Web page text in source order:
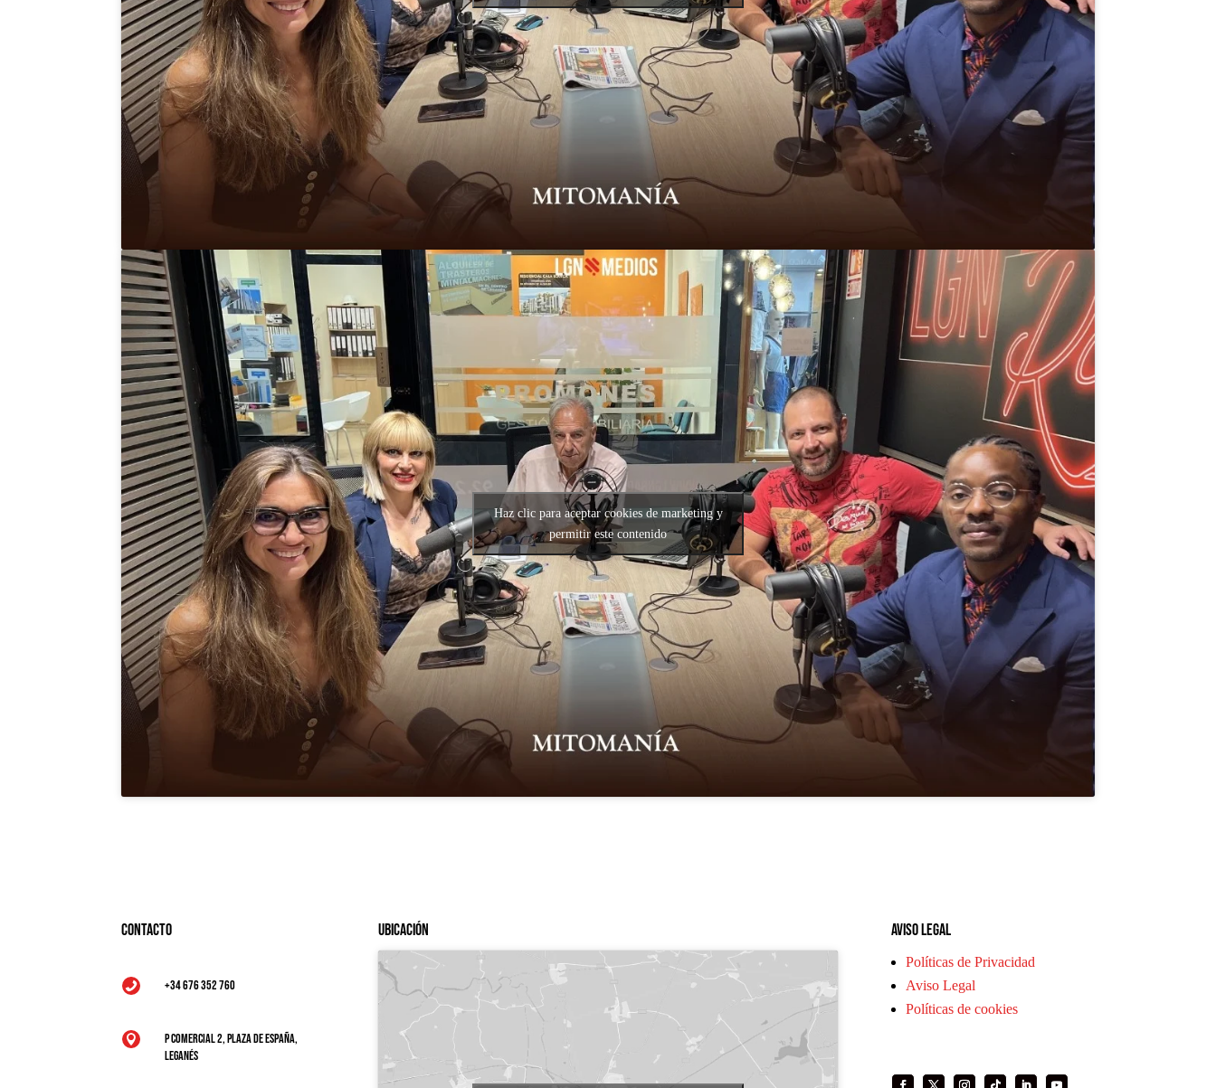
Haz clic para aceptar cookies de marketing y
permitir este contenido
Contacto
 +34 676 352 760

P Comercial 2, Plaza de España,
Leganés
Ubicación Aviso legal
Políticas de Privacidad
Aviso Legal
Políticas de cookies